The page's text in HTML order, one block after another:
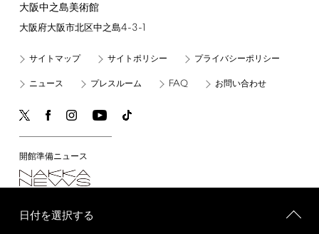
日付を選択する
大阪中之島美術館
大阪府大阪市北区中之島4-3-1
サイトマップ サイトポリシー プライバシーポリシー
ニュース プレスルーム FAQ お問い合わせ
開館準備ニュース
Copyright©2021 Nakanoshima